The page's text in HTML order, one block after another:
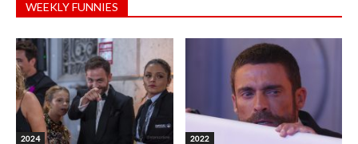
WEEKLY FUNNIES
2024 2022